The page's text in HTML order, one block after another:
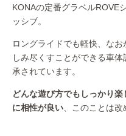
KONAの定番グラベルROVE
ッシブ。
ロングライドでも軽快、な
しみ尽くすことができる車
承されています。
どんな遊び方でもしっかり
に相性が良い 、このことは